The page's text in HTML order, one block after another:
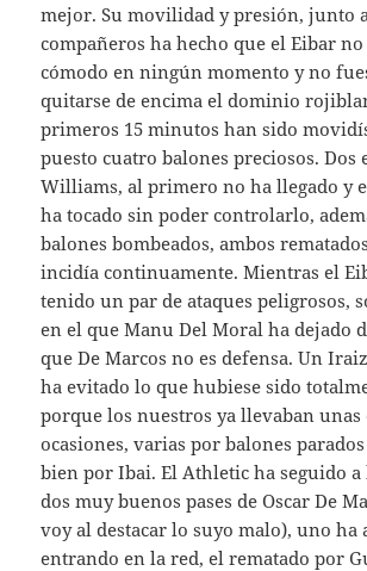
mejor. Su movilidad y presión, junto
compañeros ha hecho que el Eibar
cómodo en ningún momento y no
quitarse de encima el dominio
primeros 15 minutos han sido
puesto cuatro balones preciosos. Dos
Williams, al primero no ha llegado y
ha tocado sin poder controlarlo,
balones bombeados, ambos
incidía continuamente. Mientras el
tenido un par de ataques peligrosos,
en el que Manu Del Moral ha dejado
que De Marcos no es defensa. Un
ha evitado lo que hubiese sido
porque los nuestros ya llevaban unas
ocasiones, varias por balones
bien por Ibai. El Athletic ha seguido a
dos muy buenos pases de Oscar De
voy al destacar lo suyo malo), uno ha
entrando en la red, el rematado por